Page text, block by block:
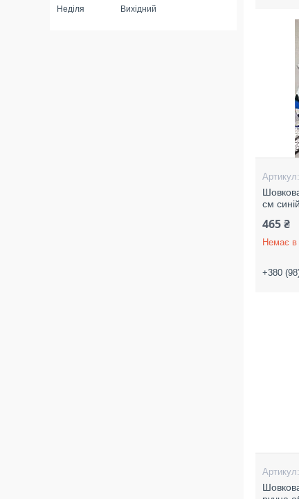
см
465 ₴
Немає в
+380
Неділя
Вихідний